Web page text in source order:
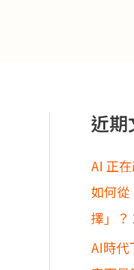
近期
AI 正
如何
擇」？
AI時代